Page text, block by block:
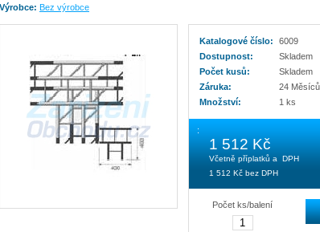
Výrobce: Bez výrobce
Katalogové číslo:
6009
Dostupnost:
Skladem
Počet kusů:
Skladem
Záruka:
24 Měsíců
Množství:
1 ks
:
1 512 Kč
Včetně příplatků a DPH
1 512 Kč bez DPH
Počet ks/balení